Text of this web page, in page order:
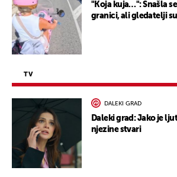
"Koja kuja…": Snašla
granici, ali gledatelji
TV
DALEKI GRAD
Daleki grad: Jako je
njezine stvari